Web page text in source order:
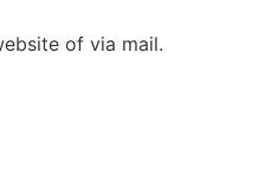
of via mail.